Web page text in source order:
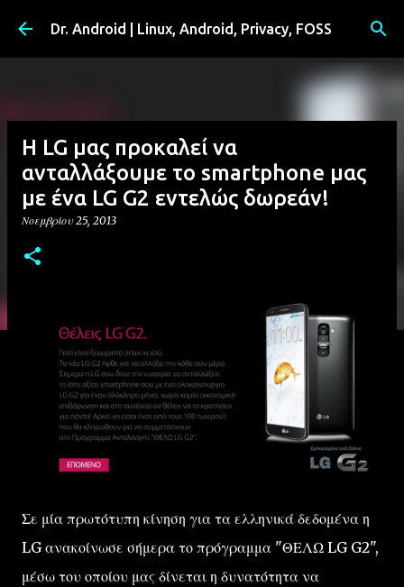
Μετάβαση στο κύριο περιεχόμενο
Dr. Android | Linux, Android, Privacy, FOSS
H LG μας προκαλεί να
ανταλλάξουμε το smartphone μας
με ένα LG G2 εντελώς δωρεάν!
Νοεμβρίου 25, 2013
Σε μία πρωτότυπη κίνηση για τα ελληνικά δεδομένα η
LG ανακοίνωσε σήμερα το πρόγραμμα "ΘΕΛΩ LG G2",
μέσω του οποίου μας δίνεται η δυνατότητα να